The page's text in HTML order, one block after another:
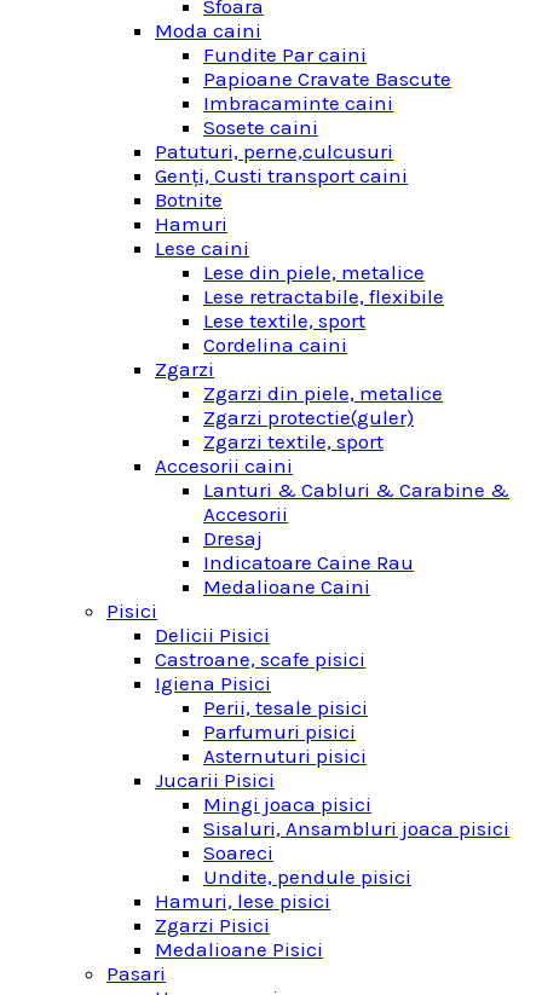
Sfoara
Moda caini
Fundite Par caini
Papioane Cravate Bascute
Imbracaminte caini
Sosete caini
Patuturi, perne,culcusuri
Genţi, Custi transport caini
Botnite
Hamuri
Lese caini
Lese din piele, metalice
Lese retractabile, flexibile
Lese textile, sport
Cordelina caini
Zgarzi
Zgarzi din piele, metalice
Zgarzi protectie(guler)
Zgarzi textile, sport
Accesorii caini
Lanturi & Cabluri & Carabine &
Accesorii
Dresaj
Indicatoare Caine Rau
Medalioane Caini
Pisici
Delicii Pisici
Castroane, scafe pisici
Igiena Pisici
Perii, tesale pisici
Parfumuri pisici
Asternuturi pisici
Jucarii Pisici
Mingi joaca pisici
Sisaluri, Ansambluri joaca pisici
Soareci
Undite, pendule pisici
Hamuri, lese pisici
Zgarzi Pisici
Medalioane Pisici
Pasari